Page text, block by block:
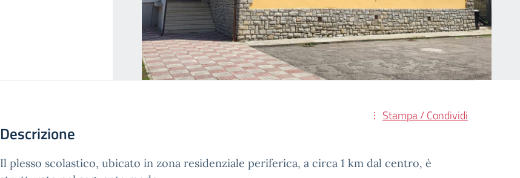
Stampa / Condividi
Descrizione
Il plesso scolastico, ubicato in zona residenziale periferica, a circa 1 km dal centro, è